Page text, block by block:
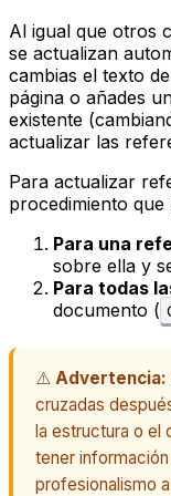
Al igual que otros
se actualizan
cambias el texto
página o añades
existente
actualizar las
Para actualizar
procedimiento
Para una
sobre ella y
Para todas
documento (
⚠️ Advertencia:
cruzadas
la estructura o el
tener
profesionalismo